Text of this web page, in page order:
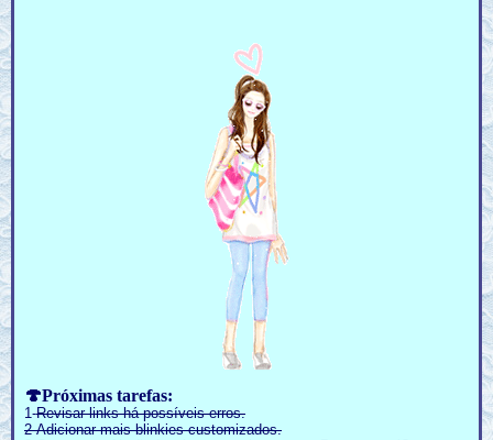
🍄Próximas tarefas:
1-Revisar links há possíveis erros.
2-Adicionar mais blinkies customizados.